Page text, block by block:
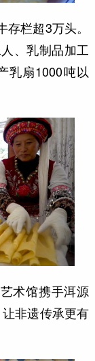
栏超3万头。
、乳制品加工
乳扇1000吨以
术馆携手洱源
非遗传承更有